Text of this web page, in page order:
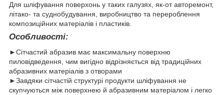
Для шліфування поверхонь у таких галузях, як-от авторемонт,
літако- та суднобудування, виробництво та перероблення
композиційних матеріалів і пластиків.
Особливості:
►Сітчастий абразив має максимальну поверхню
пиловідведення, чим вигідно відрізняється від традиційних
абразивних матеріалів з отворами
►Завдяки сітчастій структурі продукти шліфування не
скупчуються між поверхнею й абразивним матеріалом і легко